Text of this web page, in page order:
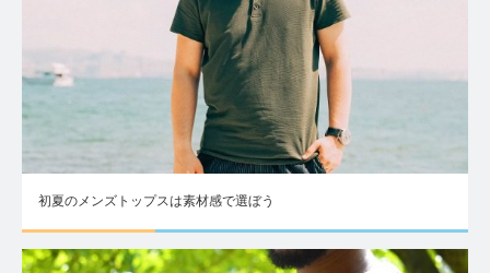
初夏のメンズトップスは素材感で選ぼう